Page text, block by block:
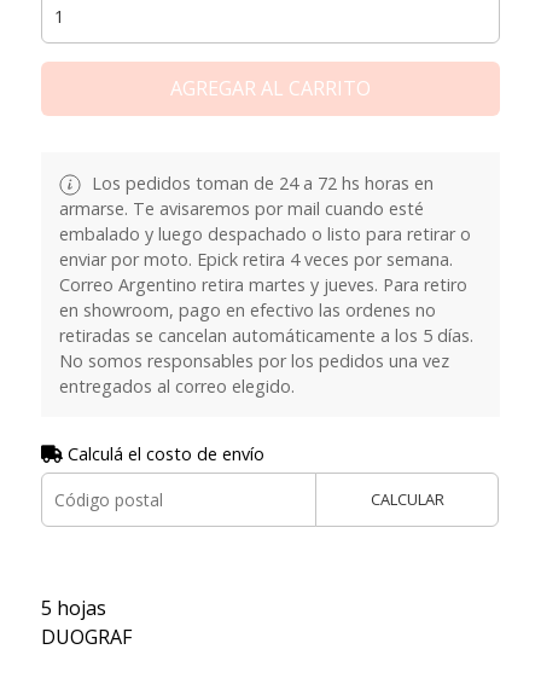
AGREGAR AL CARRITO
Los pedidos toman de 24 a 72 hs horas en
armarse. Te avisaremos por mail cuando esté
embalado y luego despachado o listo para retirar o
enviar por moto. Epick retira 4 veces por semana.
Correo Argentino retira martes y jueves. Para retiro
en showroom, pago en efectivo las ordenes no
retiradas se cancelan automáticamente a los 5 días.
No somos responsables por los pedidos una vez
entregados al correo elegido.
Calculá el costo de envío
CALCULAR
5 hojas
DUOGRAF